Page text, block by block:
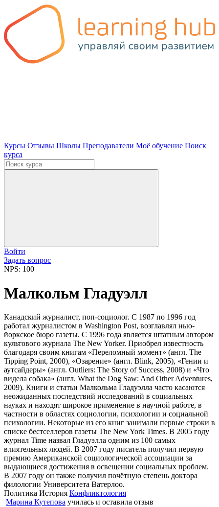
Курсы Отзывы Школы Преподаватели Моё обучение Поиск
курса
Войти
Задать вопрос
NPS: 100
Малкольм Гладуэлл
Канадский журналист, поп-социолог. С 1987 по 1996 год
работал журналистом в Washington Post, возглавлял нью-
йоркское бюро газеты. С 1996 года является штатным автором
культового журнала The New Yorker. Приобрел известность
благодаря своим книгам «Переломный момент» (англ. The
Tipping Point, 2000), «Озарение» (англ. Blink, 2005), «Гении и
аутсайдеры» (англ. Outliers: The Story of Success, 2008) и «Что
видела собака» (англ. What the Dog Saw: And Other Adventures,
2009). Книги и статьи Малкольма Гладуэлла часто касаются
неожиданных последствий исследований в социальных
науках и находят широкое применение в научной работе, в
частности в областях социологии, психологии и социальной
психологии. Некоторые из его книг занимали первые строки в
списке бестселлеров газеты The New York Times. В 2005 году
журнал Time назвал Гладуэлла одним из 100 самых
влиятельных людей. В 2007 году писатель получил первую
премию Американской социологической ассоциации за
выдающиеся достижения в освещении социальных проблем.
В 2007 году он также получил почётную степень доктора
филологии Университета Ватерлоо.
Политика История Конфликтология
Марина Кутепова училась и оставила отзыв